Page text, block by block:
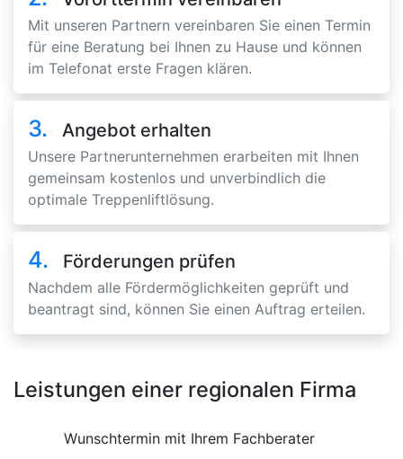
Mit unseren Partnern vereinbaren Sie einen Termin
für eine Beratung bei Ihnen zu Hause und können
im Telefonat erste Fragen klären.
3. Angebot erhalten
Unsere Partnerunternehmen erarbeiten mit Ihnen
gemeinsam kostenlos und unverbindlich die
optimale Treppenliftlösung.
4. Förderungen prüfen
Nachdem alle Fördermöglichkeiten geprüft und
beantragt sind, können Sie einen Auftrag erteilen.
Leistungen einer regionalen Firma
Wunschtermin mit Ihrem Fachberater